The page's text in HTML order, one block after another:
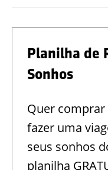
Planilha de
Sonhos
Quer
fazer uma
seus sonhos
planilha